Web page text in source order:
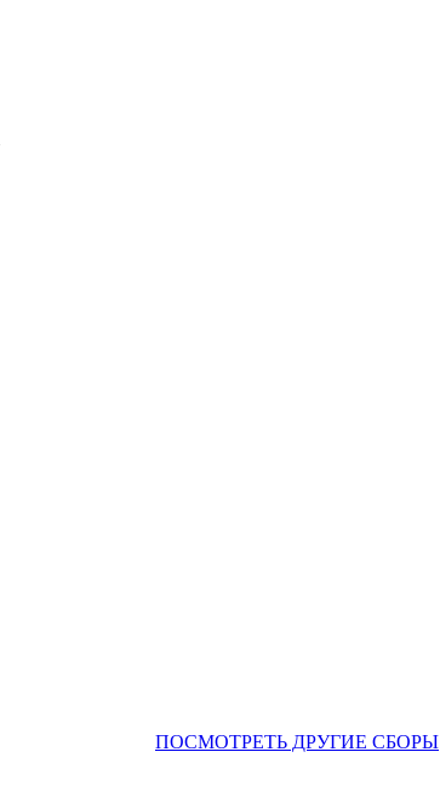
ПОСМОТРЕТЬ ДРУГИЕ СБОРЫ